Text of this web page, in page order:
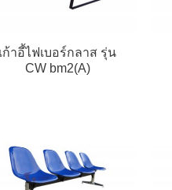
เก้าอี้ไฟเบอร์กลาส รุ่น
CW bm2(A)